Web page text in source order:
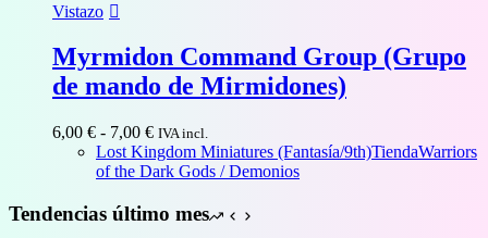
Vistazo
Myrmidon Command Group (Grupo
de mando de Mirmidones)
6,00 € - 7,00 €Rango
de
precios:
6,00 €
IVA incl.
Lost Kingdom Miniatures (Fantasía/9th)TiendaWarriors
of the Dark Gods / Demonios
Tendencias último mes